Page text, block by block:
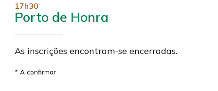
17h30
Porto de Honra
As inscrições encontram-se encerradas.
* A confirmar